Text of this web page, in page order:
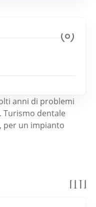
anni di problemi
Turismo dentale
per un impianto